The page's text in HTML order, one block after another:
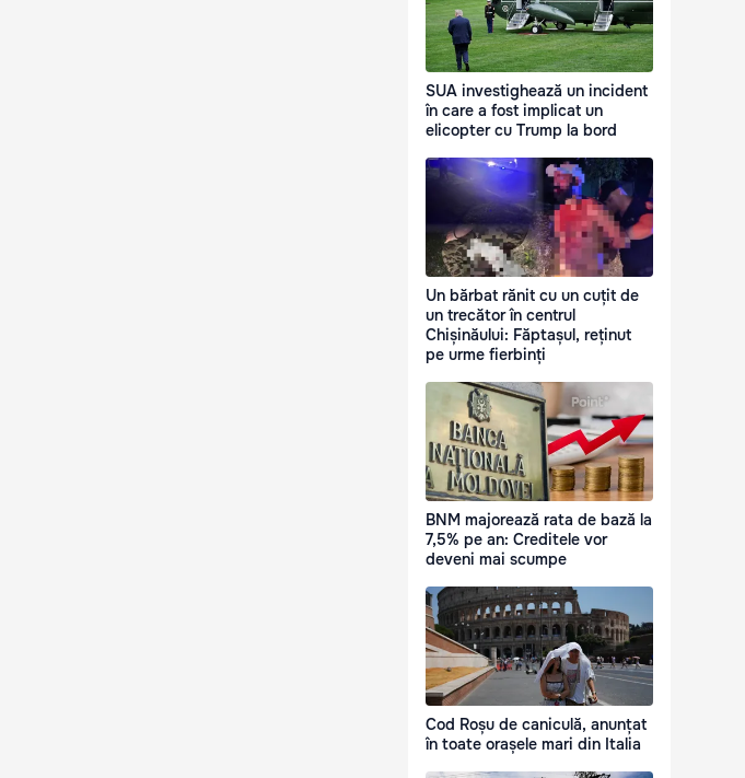
SUA investighează un incident
în care a fost implicat un
elicopter cu Trump la bord
Un bărbat rănit cu un cuțit de
un trecător în centrul
Chișinăului: Făptașul, reținut
pe urme fierbinți
BNM majorează rata de bază la
7,5% pe an: Creditele vor
deveni mai scumpe
Cod Roșu de caniculă, anunțat
în toate orașele mari din Italia